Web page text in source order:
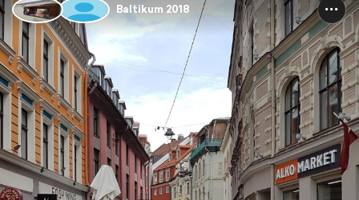
Baltikum 2018